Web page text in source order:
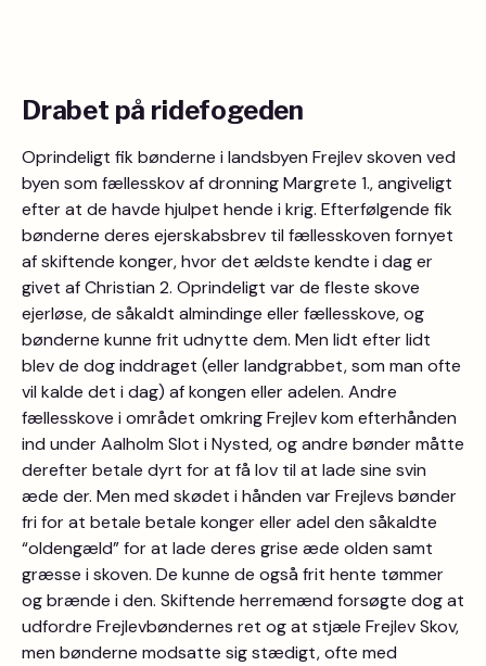
Drabet på ridefogeden
Oprindeligt fik bønderne i landsbyen Frejlev skoven ved
byen som fællesskov af dronning Margrete 1., angiveligt
efter at de havde hjulpet hende i krig. Efterfølgende fik
bønderne deres ejerskabsbrev til fællesskoven fornyet
af skiftende konger, hvor det ældste kendte i dag er
givet af Christian 2. Oprindeligt var de fleste skove
ejerløse, de såkaldt almindinge eller fællesskove, og
bønderne kunne frit udnytte dem. Men lidt efter lidt
blev de dog inddraget (eller landgrabbet, som man ofte
vil kalde det i dag) af kongen eller adelen. Andre
fællesskove i området omkring Frejlev kom efterhånden
ind under Aalholm Slot i Nysted, og andre bønder måtte
derefter betale dyrt for at få lov til at lade sine svin
æde der. Men med skødet i hånden var Frejlevs bønder
fri for at betale betale konger eller adel den såkaldte
“oldengæld” for at lade deres grise æde olden samt
græsse i skoven. De kunne de også frit hente tømmer
og brænde i den. Skiftende herremænd forsøgte dog at
udfordre Frejlevbøndernes ret og at stjæle Frejlev Skov,
men bønderne modsatte sig stædigt, ofte med